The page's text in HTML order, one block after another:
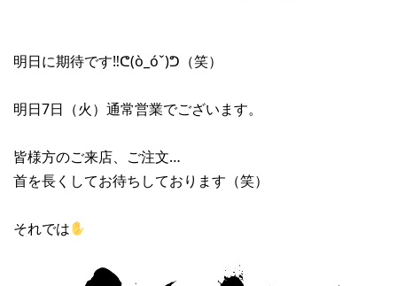
明日に期待です‼︎ᕦ(ò_óˇ)ᕤ（笑）
明日7日（火）通常営業でございます。
皆様方のご来店、ご注文…
首を長くしてお待ちしております（笑）
それでは